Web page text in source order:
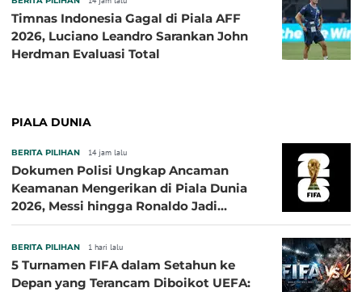
Timnas Indonesia Gagal di Piala AFF
2026, Luciano Leandro Sarankan John
Herdman Evaluasi Total
PIALA DUNIA
BERITA PILIHAN 14 jam lalu
Dokumen Polisi Ungkap Ancaman
Keamanan Mengerikan di Piala Dunia
2026, Messi hingga Ronaldo Jadi
BERITA PILIHAN 1 hari lalu
5 Turnamen FIFA dalam Setahun ke
Depan yang Terancam Diboikot UEFA: